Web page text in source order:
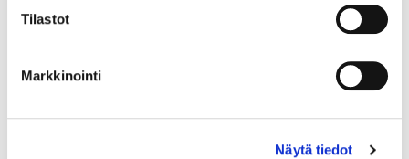
Tilastot
Markkinointi
Näytä tiedot
näissä talkoissa mukana.